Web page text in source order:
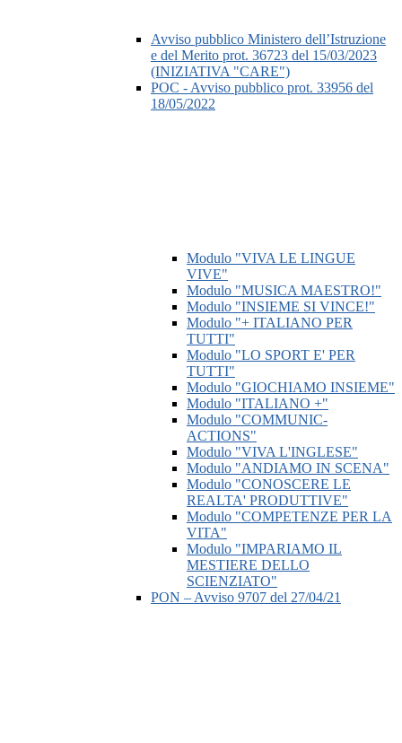
Avviso pubblico Ministero dell’Istruzione
e del Merito prot. 36723 del 15/03/2023
(INIZIATIVA "CARE")
POC - Avviso pubblico prot. 33956 del
18/05/2022
Modulo "VIVA LE LINGUE
VIVE"
Modulo "MUSICA MAESTRO!"
Modulo "INSIEME SI VINCE!"
Modulo "+ ITALIANO PER
TUTTI"
Modulo "LO SPORT E' PER
TUTTI"
Modulo "GIOCHIAMO INSIEME"
Modulo "ITALIANO +"
Modulo "COMMUNIC-
ACTIONS"
Modulo "VIVA L'INGLESE"
Modulo "ANDIAMO IN SCENA"
Modulo "CONOSCERE LE
REALTA' PRODUTTIVE"
Modulo "COMPETENZE PER LA
VITA"
Modulo "IMPARIAMO IL
MESTIERE DELLO
SCIENZIATO"
PON – Avviso 9707 del 27/04/21